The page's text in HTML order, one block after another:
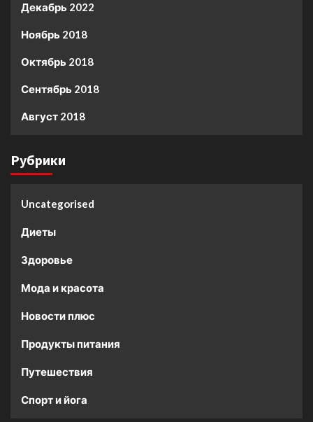
Декабрь 2022
Ноябрь 2018
Октябрь 2018
Сентябрь 2018
Август 2018
Рубрики
Uncategorised
Диеты
Здоровье
Мода и красота
Новости плюс
Продукты питания
Путешествия
Спорт и йога